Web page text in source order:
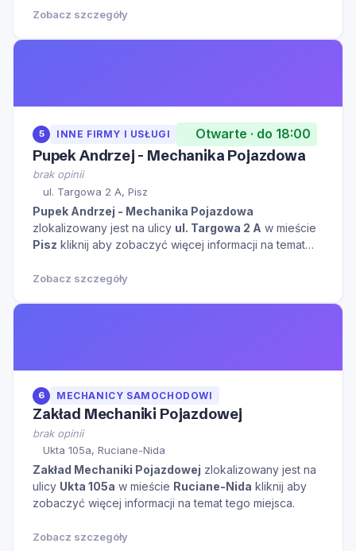
Zobacz szczegóły
5 INNE FIRMY I USŁUGI Otwarte · do 18:00
Pupek Andrzej - Mechanika Pojazdowa
brak opinii
ul. Targowa 2 A, Pisz
Pupek Andrzej - Mechanika Pojazdowa
zlokalizowany jest na ulicy ul. Targowa 2 A w mieście
Pisz kliknij aby zobaczyć więcej informacji na temat
Zobacz szczegóły
6 MECHANICY SAMOCHODOWI
Zakład Mechaniki Pojazdowej
brak opinii
Ukta 105a, Ruciane-Nida
Zakład Mechaniki Pojazdowej zlokalizowany jest na
ulicy Ukta 105a w mieście Ruciane-Nida kliknij aby
zobaczyć więcej informacji na temat tego miejsca.
Zobacz szczegóły